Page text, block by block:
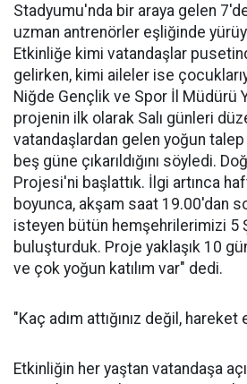
Stadyumu'nda bir araya gelen
uzman antrenörler eşliğinde
Etkinliğe kimi vatandaşlar
gelirken, kimi aileler ise
Niğde Gençlik ve Spor İl Müdürü
projenin ilk olarak Salı günleri
vatandaşlardan gelen yoğun
beş güne çıkarıldığını söyledi.
Projesi'ni başlattık. İlgi artınca
boyunca, akşam saat 19.00'dan
isteyen bütün hemşehrilerimizi 5
buluşturduk. Proje yaklaşık 10
ve çok yoğun katılım var" dedi.
"Kaç adım attığınız değil,
Etkinliğin her yaştan vatandaşa